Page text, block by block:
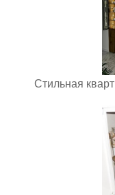
Стильная